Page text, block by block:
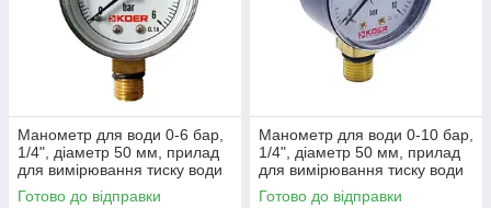
Манометр для води 0-6 бар,
1/4", діаметр 50 мм, прилад
для вимірювання тиску води
у водопроводі, Koer
Готово до відправки
Манометр для води 0-10 бар,
1/4", діаметр 50 мм, прилад
для вимірювання тиску води
у водопроводі, Koer
Готово до відправки